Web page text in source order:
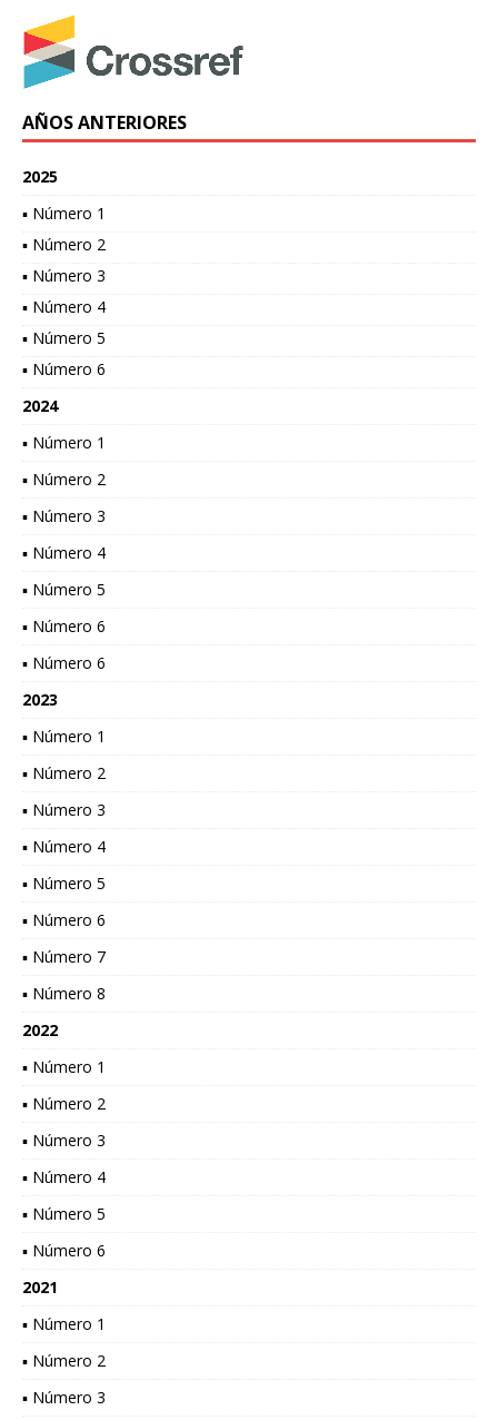
AÑOS ANTERIORES
2025
▪ Número 1
▪ Número 2
▪ Número 3
▪ Número 4
▪ Número 5
▪ Número 6
2024
▪ Número 1
▪ Número 2
▪ Número 3
▪ Número 4
▪ Número 5
▪ Número 6
▪ Número 6
2023
▪ Número 1
▪ Número 2
▪ Número 3
▪ Número 4
▪ Número 5
▪ Número 6
▪ Número 7
▪ Número 8
2022
▪ Número 1
▪ Número 2
▪ Número 3
▪ Número 4
▪ Número 5
▪ Número 6
2021
▪ Número 1
▪ Número 2
▪ Número 3